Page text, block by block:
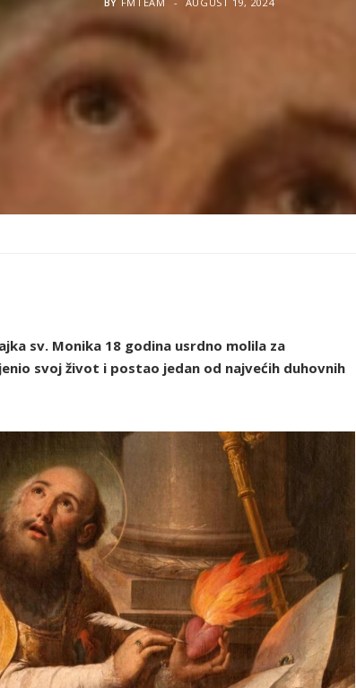
sv. Monika 18 godina usrdno molila za
svoj život i postao jedan od najvećih duhovnih